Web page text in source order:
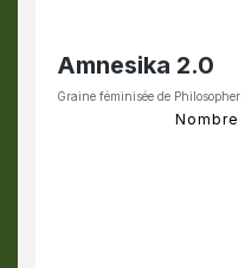
Amnesika 2.0
Graine féminisée de Philosopher
Nombre